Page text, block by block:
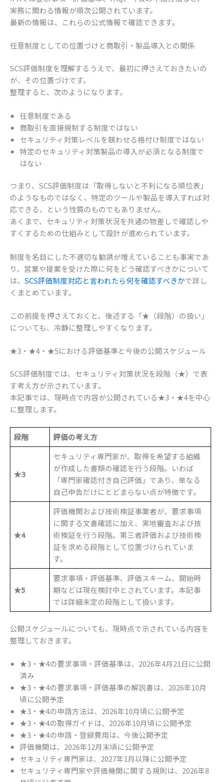
実務に関わる情報が順次公開されています。
最新の情報は、これらの公式情報で確認できます。
任意制度としての位置づけと商取引・製品導入との関係
SCS評価制度を理解するうえで、最初に押さえておきたいの
が、その位置づけです。
整理すると、次のようになります。
任意制度である
商取引を直接規制する制度ではない
セキュリティ対策レベルを競わせる格付け制度ではない
特定のセキュリティ対策製品の導入が必須となる制度で
はない
つまり、SCS評価制度は「取得しないと不利になる順位表」
のようなものではなく、特定のツールや製品を導入すれば対
応できる、という性質のものでもありません。
あくまで、セキュリティ対策状況を共通の物差しで確認しや
すくするための仕組みとして設計が進められています。
制度を名目にした不適切な勧誘が増えていることも事実であ
り、営業や提案を受けた際に何をどう確認すべきかについて
は、 SCS評価制度対応と言われたら何を確認すべきかで詳し
くまとめています。
この前提を押さえておくと、後述する「★（段階）の扱い」
についても、冷静に整理しやすくなります。
★3・★4・★5における評価基準と今後の公開スケジュール
SCS評価制度では、セキュリティ対策状況を段階（★）で表
す考え方が示されています。
本記事では、現時点で内容が公開されている★3・★4を中心
に整理します。
段階 評価の考え方
★3
セキュリティ専門家が、取得を希望する組織
が作成した書類の確認を行う段階。いわば
「専門家確認付き自己評価」であり、単なる
自己申告だけにとどまらない点が特徴です。
★4
評価機関および技術検証事業者が、要求事項
に関する文書確認に加え、実地審査および技
術検証を行う段階。第三者評価および技術検
証を求める段階として位置づけられていま
す。
★5
要求事項・評価基準、評価スキーム、開始時
期などは現在検討中とされています。本記事
では詳細未定の段階として扱います。
公開スケジュールについても、現時点で示されている内容を
整理しておきます。
★3・★4の要求事項・評価基準は、2026年4月21日に公開
済み
★3・★4の要求事項・評価基準の解説書は、2026年10月
頃に公開予定
★3・★4の申請方法は、2026年10月頃に公開予定
★3・★4の取得ガイドは、2026年10月頃に公開予定
★3・★4の申請・登録費用は、今後公開予定
評価機関は、2026年12月末頃に公開予定
セキュリティ専門家は、2027年1月以降に公開予定
セキュリティ専門家や評価機関に関する規則は、2026年8